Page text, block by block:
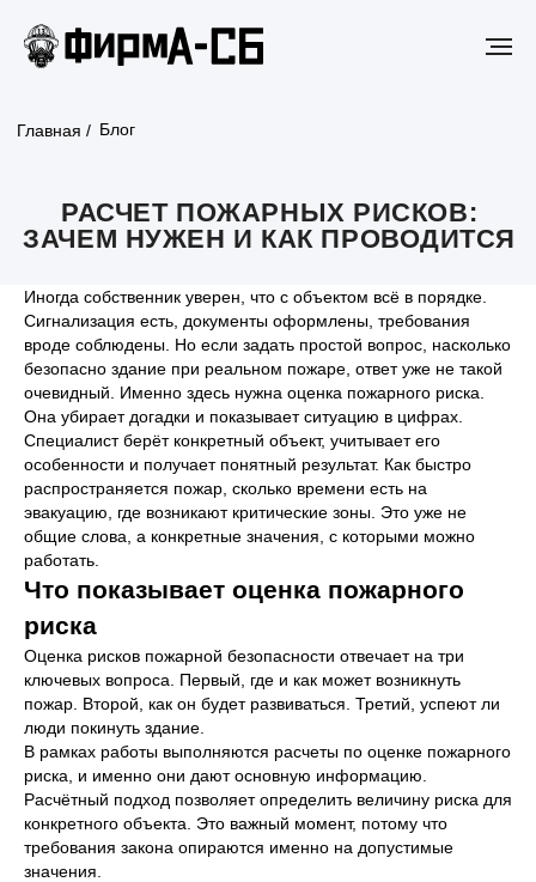
Иногда собственник уверен, что с объектом всё в порядке.
Сигнализация есть, документы оформлены, требования
вроде соблюдены. Но если задать простой вопрос, насколько
безопасно здание при реальном пожаре, ответ уже не такой
очевидный. Именно здесь нужна оценка пожарного риска.
Она убирает догадки и показывает ситуацию в цифрах.
Специалист берёт конкретный объект, учитывает его
особенности и получает понятный результат. Как быстро
распространяется пожар, сколько времени есть на
эвакуацию, где возникают критические зоны. Это уже не
общие слова, а конкретные значения, с которыми можно
работать.
Что показывает оценка пожарного
риска
Оценка рисков пожарной безопасности отвечает на три
ключевых вопроса. Первый, где и как может возникнуть
пожар. Второй, как он будет развиваться. Третий, успеют ли
люди покинуть здание.
В рамках работы выполняются расчеты по оценке пожарного
риска, и именно они дают основную информацию.
Расчётный подход позволяет определить величину риска для
конкретного объекта. Это важный момент, потому что
требования закона опираются именно на допустимые
значения.